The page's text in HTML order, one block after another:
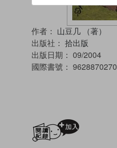
作者： 山豆几 （著）
出版社： 拾出版
出版日期： 09/2004
國際書號： 9628870270